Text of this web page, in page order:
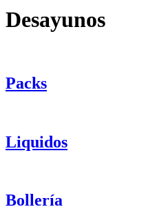
Desayunos
Packs
Liquidos
Bollería